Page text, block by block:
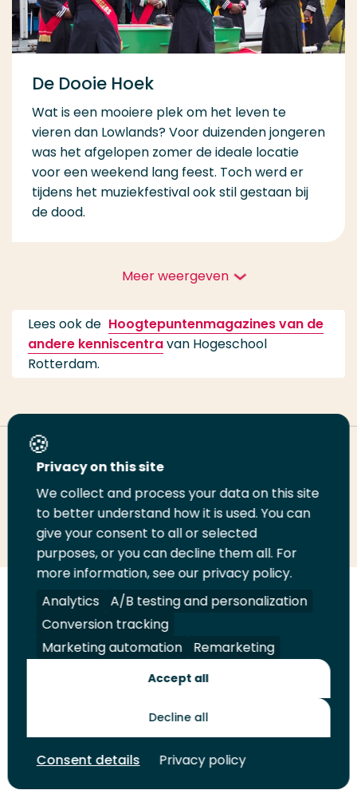
De Dooie Hoek
Wat is een mooiere plek om het leven te
vieren dan Lowlands? Voor duizenden jongeren
was het afgelopen zomer de ideale locatie
voor een weekend lang feest. Toch werd er
tijdens het muziekfestival ook stil gestaan bij
de dood.
Meer weergeven
Lees ook de Hoogtepuntenmagazines van de
andere kenniscentravan Hogeschool
Rotterdam.
Deel deze pagina
Deel
LinkedIn
Deel
op
Twitter
Deel
op
Facebook
Email
deze
pagina
Print
deze
pagina
Volg
ons
op
LinkedIn
Volg
ons
op
Facebook
Volg
ons
op
YouTube
Volg
ons
op
Instagram
Juridisch Security A-Z Index
Contact
Toekomstmakers
Privacy on this site
We collect and process your data on this site
to better understand how it is used. You can
give your consent to all or selected
purposes, or you can decline them all. For
more information, see our privacy policy.
Analytics
A/B testing and personalization
Conversion tracking
Marketing automation
Remarketing
Accept all
Decline all
Consent details Privacy policy